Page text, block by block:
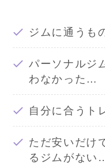
ジムに通うも
パーソナルジ
わなかった…
自分に合うト
ただ安いだけ
るジムがない